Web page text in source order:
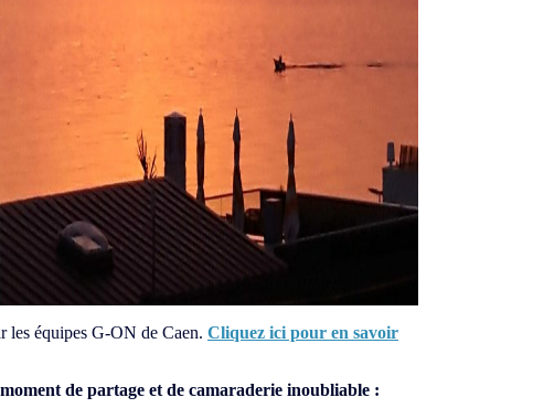
les équipes G-ON de Caen. Cliquez ici pour en savoir
de partage et de camaraderie inoubliable :